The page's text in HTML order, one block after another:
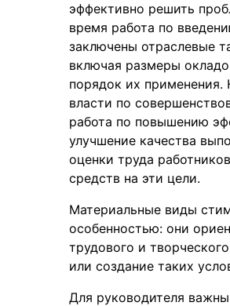
эффективно решить
время работа по
заключены отраслевые
включая размеры
порядок их применения.
власти по
работа по повышению
улучшение качества
оценки труда
средств на эти цели.
Материальные виды
особенностью: они
трудового и
или создание таких
Для руководителя